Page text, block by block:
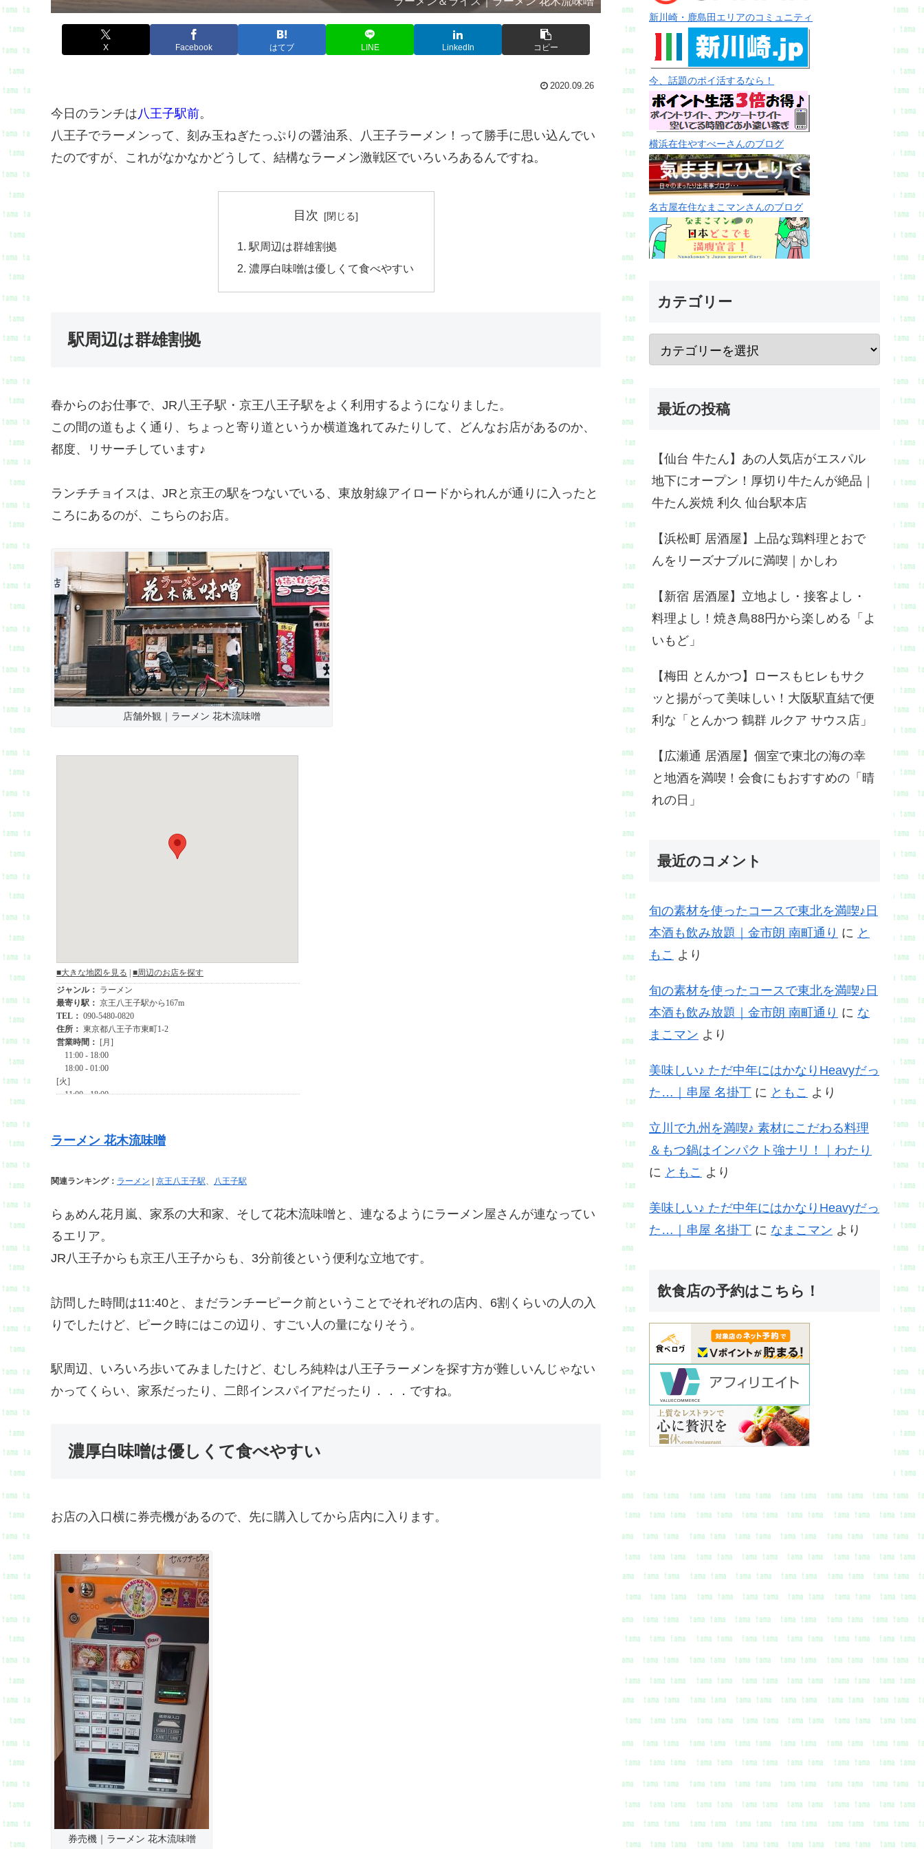
X Facebook はてブ LINE LinkedIn コピー
2020.09.26
今日のランチは八王子駅前。
八王子でラーメンって、刻み玉ねぎたっぷりの醤油系、八王子ラーメン！って勝手に思い込んでい
たのですが、これがなかなかどうして、結構なラーメン激戦区でいろいろあるんですね。
目次
駅周辺は群雄割拠
濃厚白味噌は優しくて食べやすい
駅周辺は群雄割拠
春からのお仕事で、JR八王子駅・京王八王子駅をよく利用するようになりました。
この間の道もよく通り、ちょっと寄り道というか横道逸れてみたりして、どんなお店があるのか、
都度、リサーチしています♪
ランチチョイスは、JRと京王の駅をつないでいる、東放射線アイロードかられんが通りに入ったと
ころにあるのが、こちらのお店。
店舗外観｜ラーメン 花木流味噌
ラーメン 花木流味噌
関連ランキング： ラーメン | 京王八王子駅 八王子駅
らぁめん花月嵐、家系の大和家、そして花木流味噌と、連なるようにラーメン屋さんが連なってい
るエリア。
JR八王子からも京王八王子からも、3分前後という便利な立地です。
訪問した時間は11:40と、まだランチーピーク前ということでそれぞれの店内、6割くらいの人の入
りでしたけど、ピーク時にはこの辺り、すごい人の量になりそう。
駅周辺、いろいろ歩いてみましたけど、むしろ純粋は八王子ラーメンを探す方が難しいんじゃない
かってくらい、家系だったり、二郎インスパイアだったり．．．ですね。
濃厚白味噌は優しくて食べやすい
お店の入口横に券売機があるので、先に購入してから店内に入ります。
券売機｜ラーメン 花木流味噌
新川崎・鹿島田エリアのコミュニティ
今、話題のポイ活するなら！
横浜在住やすべーさんのブログ
名古屋在住なまこマンさんのブログ
カテゴリー
最近の投稿
【仙台 牛たん】あの人気店がエスパル
地下にオープン！厚切り牛たんが絶品｜
牛たん炭焼 利久 仙台駅本店
【浜松町 居酒屋】上品な鶏料理とおで
んをリーズナブルに満喫｜かしわ
【新宿 居酒屋】立地よし・接客よし・
料理よし！焼き鳥88円から楽しめる「よ
いもど」
【梅田 とんかつ】ロースもヒレもサク
ッと揚がって美味しい！大阪駅直結で便
利な「とんかつ 鶴群 ルクア サウス店」
【広瀬通 居酒屋】個室で東北の海の幸
と地酒を満喫！会食にもおすすめの「晴
れの日」
最近のコメント
旬の素材を使ったコースで東北を満喫♪日
本酒も飲み放題｜金市朗 南町通り に と
もこ より
旬の素材を使ったコースで東北を満喫♪日
本酒も飲み放題｜金市朗 南町通り に な
まこマン より
美味しい♪ ただ中年にはかなりHeavyだっ
た…｜串屋 名掛丁 に ともこ より
立川で九州を満喫♪ 素材にこだわる料理
＆もつ鍋はインパクト強ナリ！｜わたり
に ともこ より
美味しい♪ ただ中年にはかなりHeavyだっ
た…｜串屋 名掛丁 に なまこマン より
飲食店の予約はこちら！